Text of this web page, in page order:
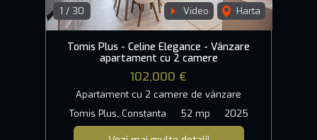
1 / 30 Video Harta
Tomis Plus - Celine Elegance - Vânzare
apartament cu 2 camere
102,000 €
Apartament cu 2 camere de vânzare
Tomis Plus, Constanta
52 mp 2025